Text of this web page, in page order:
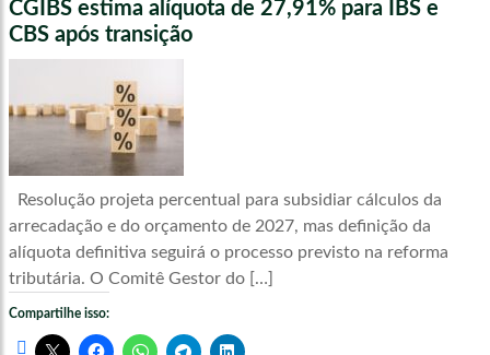
CGIBS estima alíquota de 27,91% para IBS e
CBS após transição
Resolução projeta percentual para subsidiar cálculos da
arrecadação e do orçamento de 2027, mas definição da
alíquota definitiva seguirá o processo previsto na reforma
tributária. O Comitê Gestor do […]
Compartilhe isso: